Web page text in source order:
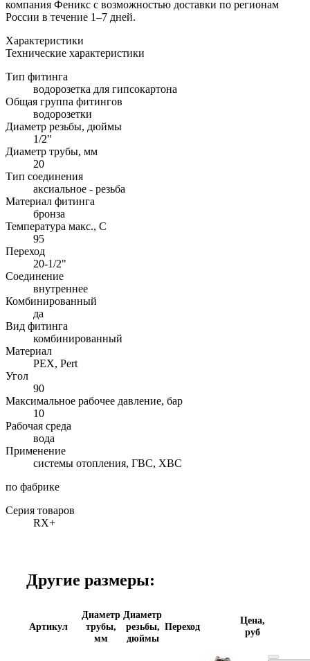
компания Феникс с возможностью доставки по регионам
России в течение 1–7 дней.
Характеристики
Технические характеристики
Тип фитинга
водорозетка для гипсокартона
Общая группа фитингов
водорозетки
Диаметр резьбы, дюймы
1/2"
Диаметр трубы, мм
20
Тип соединения
аксиальное - резьба
Материал фитинга
бронза
Температура макс., С
95
Переход
20-1/2"
Соединение
внутреннее
Комбинированный
да
Вид фитинга
комбинированный
Материал
PEX, Pert
Угол
90
Максимальное рабочее давление, бар
10
Рабочая среда
вода
Применение
системы отопления, ГВС, ХВС
по фабрике
Серия товаров
RX+
Другие размеры:
Артикул
Диаметр
трубы,
мм
Диаметр
резьбы,
дюймы
Переход
Цена,
руб